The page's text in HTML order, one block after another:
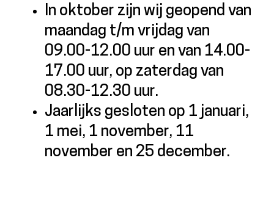
In oktober zijn wij geopend van
maandag t/m vrijdag van
09.00-12.00 uur en van 14.00-
17.00 uur, op zaterdag van
08.30-12.30 uur.
Jaarlijks gesloten op 1 januari,
1 mei, 1 november, 11
november en 25 december.